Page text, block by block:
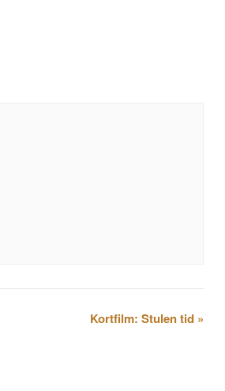
Kortfilm: Stulen tid »